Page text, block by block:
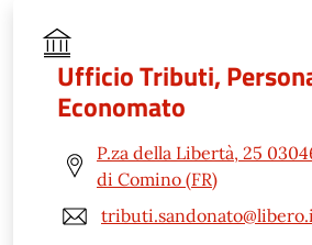
Ufficio Tributi,
Economato
P.za della Libertà, 25
di Comino (FR)